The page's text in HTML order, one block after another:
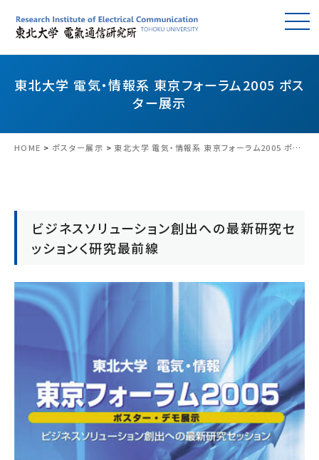
東北大学 電気・情報系 東京フォーラム2005 ポス
ター展示
HOME > ポスター展示 >東北大学 電気・情報系 東京フォーラム2005 ポスター展示
ビジネスソリューション創出への最新研究セ
ッションく研究最前線